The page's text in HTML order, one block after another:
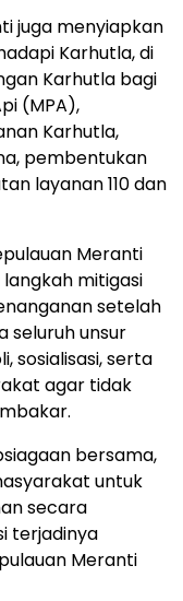
juga menyiapkan
Karhutla, di
Karhutla bagi
(MPA),
Karhutla,
pembentukan
layanan 110 dan
Meranti
mitigasi
setelah
seluruh unsur
sosialisasi, serta
agar tidak
bersama,
untuk
secara
terjadinya
Meranti